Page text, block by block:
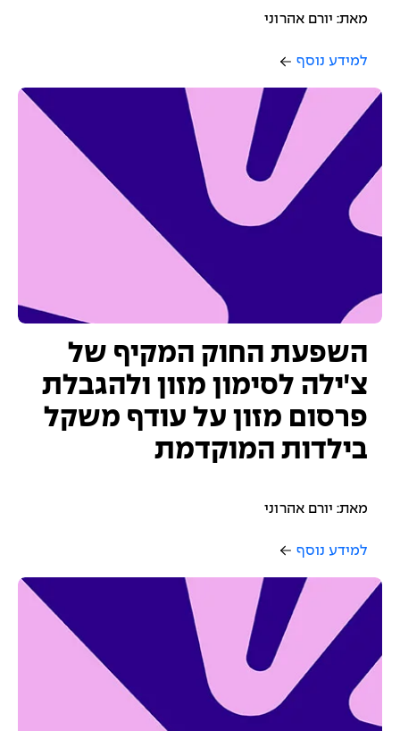
מאת: יורם אהרוני
למידע נוסף
השפעת החוק המקיף של
צ'ילה לסימון מזון ולהגבלת
פרסום מזון על עודף משקל
בילדות המוקדמת
מאת: יורם אהרוני
למידע נוסף